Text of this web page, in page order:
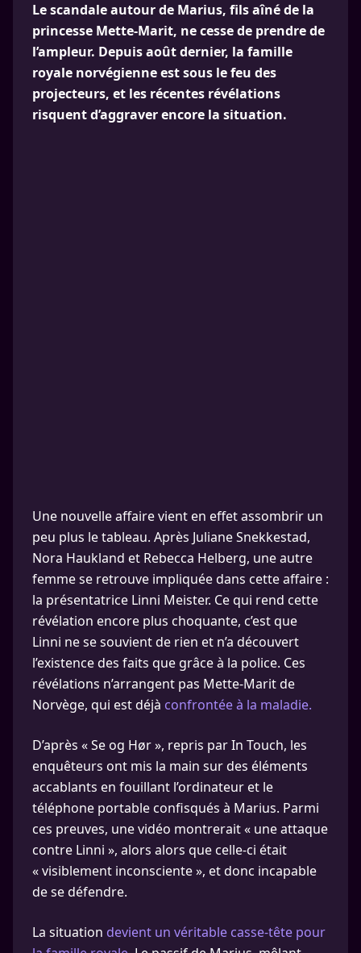
Le scandale autour de Marius, fils aîné de la
princesse Mette-Marit, ne cesse de prendre de
l’ampleur. Depuis août dernier, la famille
royale norvégienne est sous le feu des
projecteurs, et les récentes révélations
risquent d’aggraver encore la situation.
Une nouvelle affaire vient en effet assombrir un
peu plus le tableau. Après Juliane Snekkestad,
Nora Haukland et Rebecca Helberg, une autre
femme se retrouve impliquée dans cette affaire :
la présentatrice Linni Meister. Ce qui rend cette
révélation encore plus choquante, c’est que
Linni ne se souvient de rien et n’a découvert
l’existence des faits que grâce à la police. Ces
révélations n’arrangent pas Mette-Marit de
Norvège, qui est déjà confrontée à la maladie.
D’après « Se og Hør », repris par In Touch, les
enquêteurs ont mis la main sur des éléments
accablants en fouillant l’ordinateur et le
téléphone portable confisqués à Marius. Parmi
ces preuves, une vidéo montrerait « une attaque
contre Linni », alors alors que celle-ci était
« visiblement inconsciente », et donc incapable
de se défendre.
La situation devient un véritable casse-tête pour